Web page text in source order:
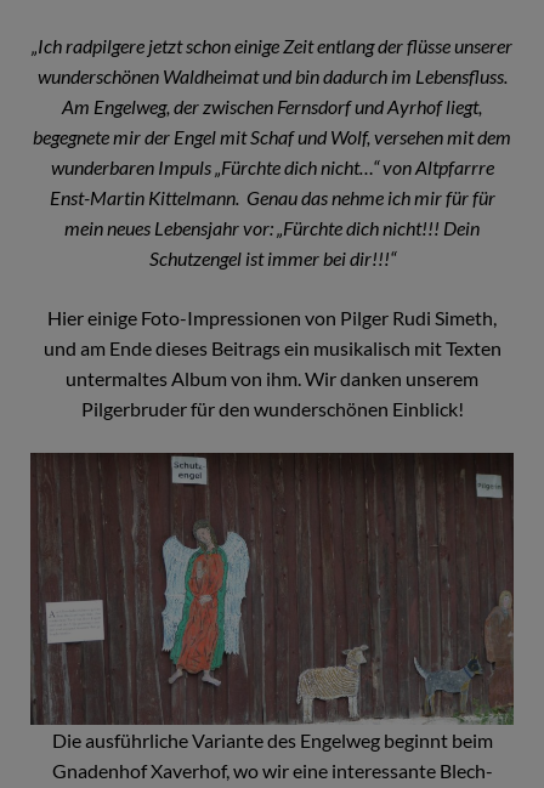
„Ich radpilgere jetzt schon einige Zeit entlang der flüsse unserer
wunderschönen Waldheimat und bin dadurch im Lebensfluss.
Am Engelweg, der zwischen Fernsdorf und Ayrhof liegt,
begegnete mir der Engel mit Schaf und Wolf, versehen mit dem
wunderbaren Impuls „Fürchte dich nicht…“ von Altpfarrre
Enst-Martin Kittelmann. Genau das nehme ich mir für für
mein neues Lebensjahr vor: „Fürchte dich nicht!!! Dein
Schutzengel ist immer bei dir!!!“
Hier einige Foto-Impressionen von Pilger Rudi Simeth,
und am Ende dieses Beitrags ein musikalisch mit Texten
untermaltes Album von ihm. Wir danken unserem
Pilgerbruder für den wunderschönen Einblick!
Die ausführliche Variante des Engelweg beginnt beim
Gnadenhof Xaverhof, wo wir eine interessante Blech-